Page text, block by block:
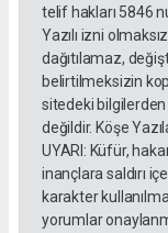
telif hakları 5846
Yazılı izni
dağıtılamaz,
belirtilmeksizin
sitedeki bilgilerden
değildir. Köşe
UYARI: Küfür,
inançlara saldırı
karakter
yorumlar